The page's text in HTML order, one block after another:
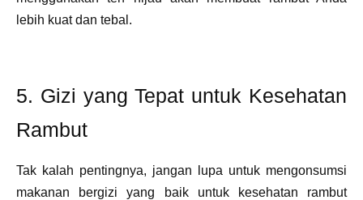
lebih kuat dan tebal.
5. Gizi yang Tepat untuk Kesehatan
Rambut
Tak kalah pentingnya, jangan lupa untuk mengonsumsi
makanan bergizi yang baik untuk kesehatan rambut